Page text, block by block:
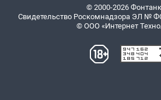
© 2000-2026
Свидетельство Роскомнадзора ЭЛ №
© ООО «Интернет